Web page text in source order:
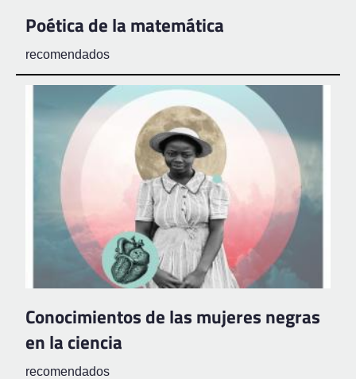
Poética de la matemática
recomendados
Conocimientos de las mujeres negras
en la ciencia
recomendados